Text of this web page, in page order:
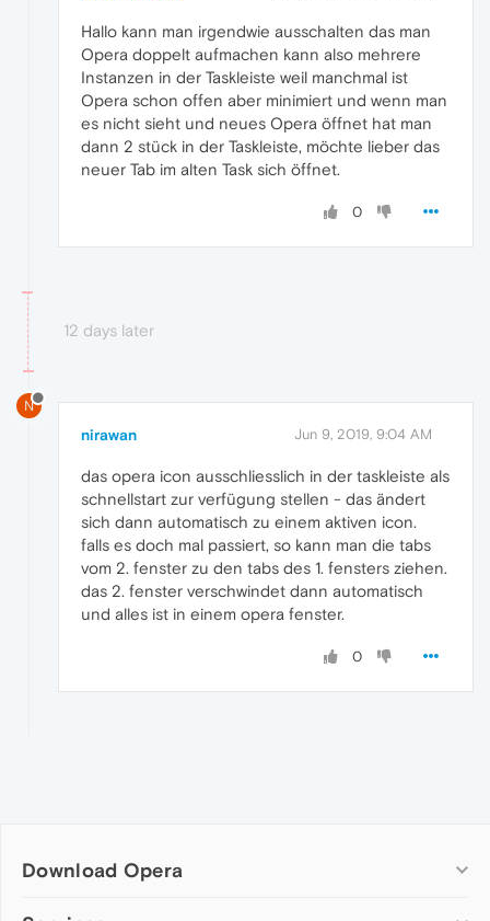
Hallo kann man irgendwie ausschalten das man
Opera doppelt aufmachen kann also mehrere
Instanzen in der Taskleiste weil manchmal ist
Opera schon offen aber minimiert und wenn man
es nicht sieht und neues Opera öffnet hat man
dann 2 stück in der Taskleiste, möchte lieber das
neuer Tab im alten Task sich öffnet.
0
12 days later
N
nirawan Jun 9, 2019, 9:04 AM
das opera icon ausschliesslich in der taskleiste als
schnellstart zur verfügung stellen - das ändert
sich dann automatisch zu einem aktiven icon.
falls es doch mal passiert, so kann man die tabs
vom 2. fenster zu den tabs des 1. fensters ziehen.
das 2. fenster verschwindet dann automatisch
und alles ist in einem opera fenster.
0
Download Opera